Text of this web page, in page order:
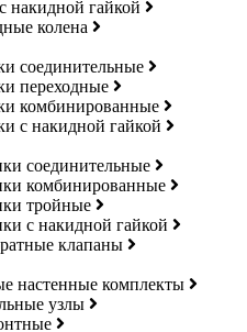
накидной гайкой
колена
соединительные
переходные
комбинированные
с накидной гайкой
соединительные
комбинированные
тройные
с накидной гайкой
клапаны
настенные комплекты
узлы